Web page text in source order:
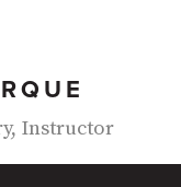
Instructor